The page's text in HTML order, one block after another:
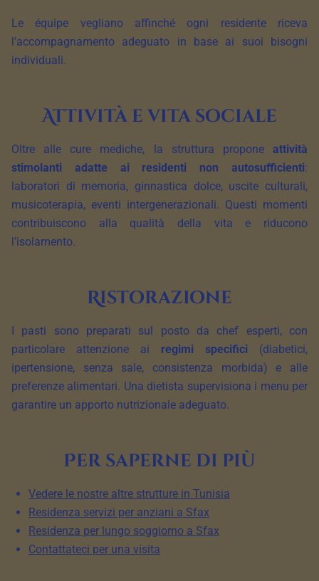
Le équipe vegliano affinché ogni residente riceva
l’accompagnamento adeguato in base ai suoi bisogni
individuali.
Attività e vita sociale
Oltre alle cure mediche, la struttura propone attività
stimolanti adatte ai residenti non autosufficienti:
laboratori di memoria, ginnastica dolce, uscite culturali,
musicoterapia, eventi intergenerazionali. Questi momenti
contribuiscono alla qualità della vita e riducono
l’isolamento.
Ristorazione
I pasti sono preparati sul posto da chef esperti, con
particolare attenzione ai regimi specifici (diabetici,
ipertensione, senza sale, consistenza morbida) e alle
preferenze alimentari. Una dietista supervisiona i menu per
garantire un apporto nutrizionale adeguato.
Per saperne di più
Vedere le nostre altre strutture in Tunisia
Residenza servizi per anziani a Sfax
Residenza per lungo soggiorno a Sfax
Contattateci per una visita